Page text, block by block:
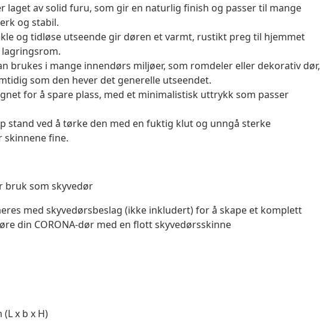
laget av solid furu, som gir en naturlig finish og passer til mange
og stabil.
og tidløse utseende gir døren et varmt, rustikt preg til hjemmet
brukes i mange innendørs miljøer, som romdeler eller dekorativ dør,
som den hever det generelle utseendet.
for å spare plass, med et minimalistisk uttrykk som passer
stand ved å tørke den med en fuktig klut og unngå sterke
skinnene fine.
bruk som skyvedør
med skyvedørsbeslag (ikke inkludert) for å skape et komplett
din CORONA-dør med en flott skyvedørsskinne
x b x H)